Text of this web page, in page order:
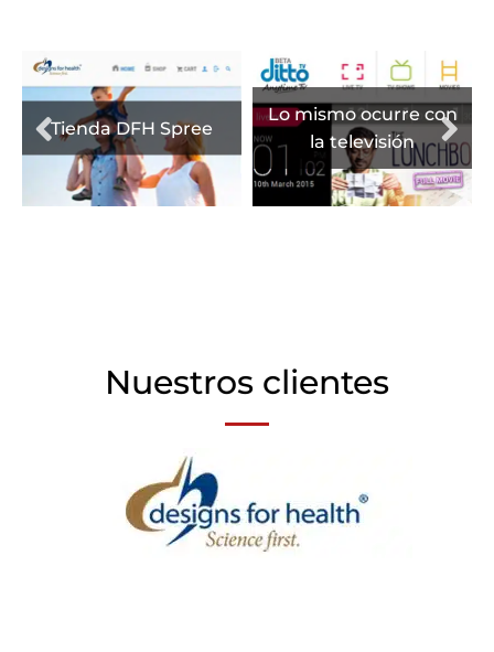
Tienda DFH Spree
Lo mismo ocurre con
la televisión
Nuestros clientes